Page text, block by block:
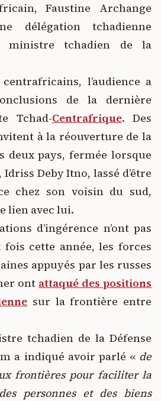
Faustine Archange
délégation tchadienne
ministre tchadien de la
l’audience a
de la dernière
Tchad-Centrafrique.Des
à la réouverture de la
deux pays, fermée lorsque
Deby Itno, lassé d’être
chez son voisin du sud,
lien avec lui.
d’ingérence n’ont pas
fois cette année, les forces
appuyés par les russes
ont attaqué des positions
sur la frontière entre
tchadien de la Défense
a indiqué avoir parlé « de
frontières pour faciliter la
personnes et des biens